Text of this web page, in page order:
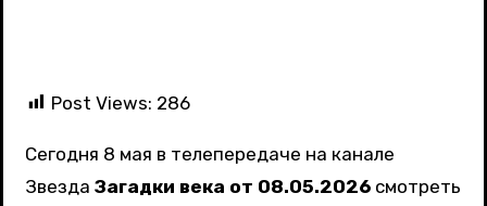
Post Views: 286
Сегодня 8 мая в телепередаче на канале
Звезда Загадки века от 08.05.2026 смотреть